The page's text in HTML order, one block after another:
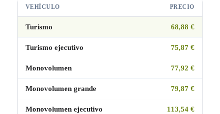
VEHÍCULO PRECIO
Turismo 68,88 €
Turismo ejecutivo 75,87 €
Monovolumen 77,92 €
Monovolumen grande 79,87 €
Monovolumen ejecutivo 113,54 €